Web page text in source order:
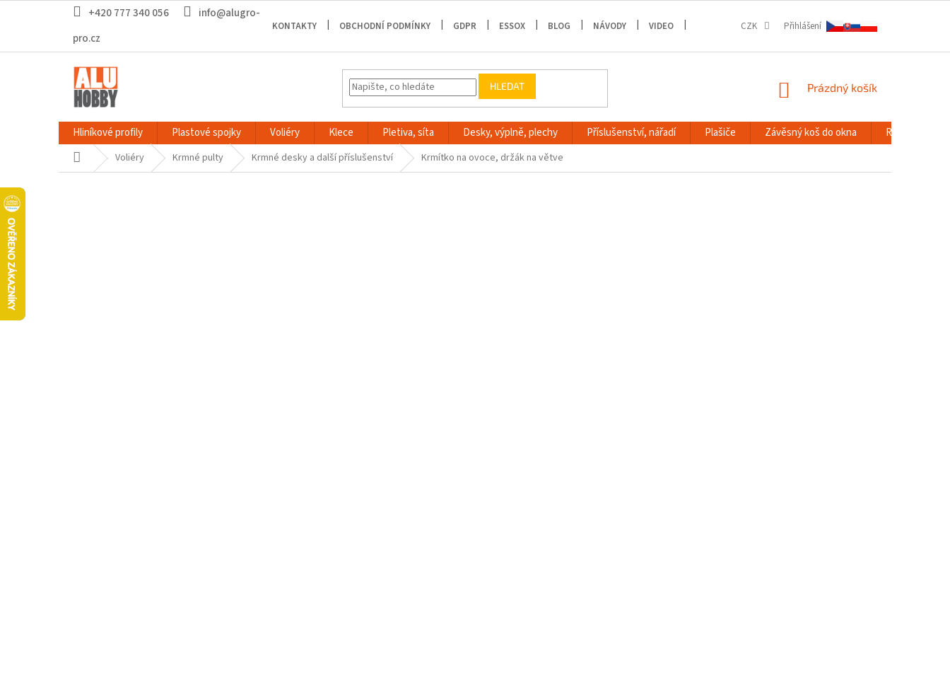
+420 777 340 056
info@alugro-
pro.cz
KONTAKTY OBCHODNÍ PODMÍNKY GDPR ESSOX BLOG NÁVODY VIDEO CZK Přihlášení
HLEDAT
NÁKUPNÍ
Prázdný košík
Hliníkové profily Plastové spojky Voliéry Klece Pletiva, síta Desky, výplně, plechy Příslušenství, nářadí Plašiče Závěsný koš do okna RACK systémy
Domů Voliéry Krmné pulty Krmné desky a další příslušenství Krmítko na ovoce, držák na větve